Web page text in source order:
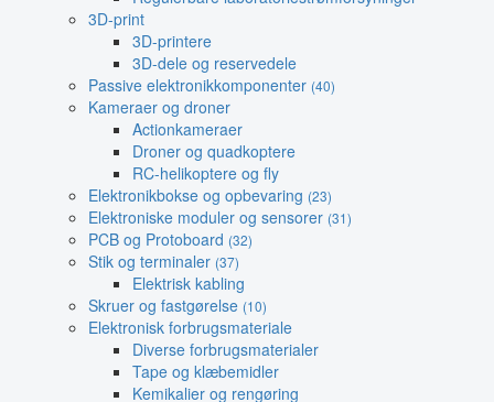
3D-print
3D-printere
3D-dele og reservedele
Passive elektronikkomponenter (40)
Kameraer og droner
Actionkameraer
Droner og quadkoptere
RC-helikoptere og fly
Elektronikbokse og opbevaring (23)
Elektroniske moduler og sensorer (31)
PCB og Protoboard (32)
Stik og terminaler (37)
Elektrisk kabling
Skruer og fastgørelse (10)
Elektronisk forbrugsmateriale
Diverse forbrugsmaterialer
Tape og klæbemidler
Kemikalier og rengøring